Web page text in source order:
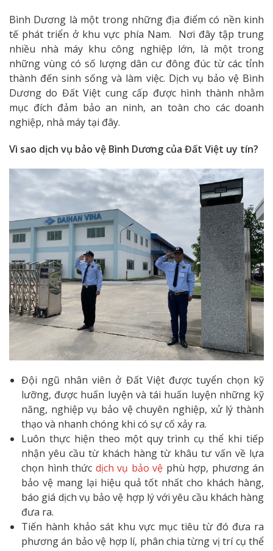
Bình Dương là một trong những địa điểm có nền kinh
tế phát triển ở khu vực phía Nam. Nơi đây tập trung
nhiều nhà máy khu công nghiệp lớn, là một trong
những vùng có số lượng dân cư đông đúc từ các tỉnh
thành đến sinh sống và làm việc. Dịch vụ bảo vệ Bình
Dương do Đất Việt cung cấp được hình thành nhằm
mục đích đảm bảo an ninh, an toàn cho các doanh
nghiệp, nhà máy tại đây.
Vì sao dịch vụ bảo vệ Bình Dương của Đất Việt uy tín?
Đội ngũ nhân viên ở Đất Việt được tuyển chọn kỹ
lưỡng, được huấn luyện và tái huấn luyện những kỹ
năng, nghiệp vụ bảo vệ chuyên nghiệp, xử lý thành
thạo và nhanh chóng khi có sự cố xảy ra.
Luôn thực hiện theo một quy trình cụ thể khi tiếp
nhận yêu cầu từ khách hàng từ khâu tư vấn về lựa
chọn hình thức dịch vụ bảo vệ phù hợp, phương án
bảo vệ mang lại hiệu quả tốt nhất cho khách hàng,
báo giá dịch vụ bảo vệ hợp lý với yêu cầu khách hàng
đưa ra.
Tiến hành khảo sát khu vực mục tiêu từ đó đưa ra
phương án bảo vệ hợp lí, phân chia từng vị trí cụ thể